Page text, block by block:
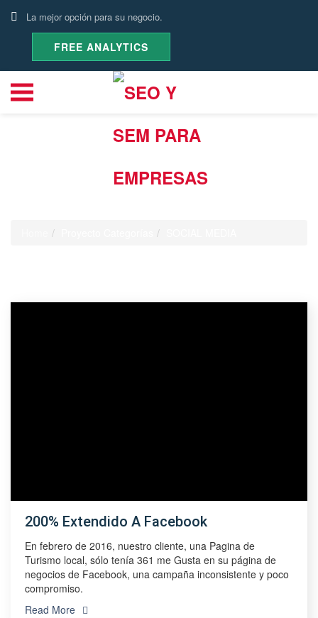
La mejor opción para su negocio.
FREE ANALYTICS
Proyecto Categoría:SOCIAL
200% Extendido A Facebook
En febrero de 2016, nuestro cliente, una Pagina de
Turismo local, sólo tenía 361 me Gusta en su página de
negocios de Facebook, una campaña inconsistente y poco
compromiso.
Read More